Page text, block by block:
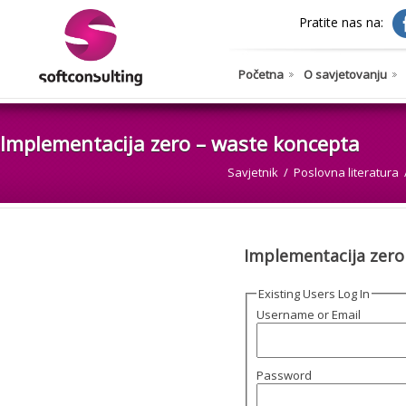
Pratite nas na:
Početna O savjetovanju
Implementacija zero – waste koncepta
Savjetnik Poslovna literatura
Implementacija
Existing Users Log In
Username or Email
Password